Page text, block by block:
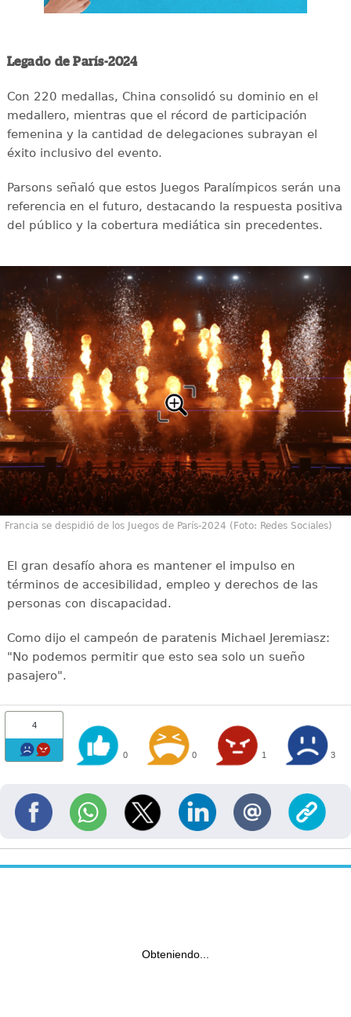
Legado de París-2024
Con 220 medallas, China consolidó su dominio en el
medallero, mientras que el récord de participación
femenina y la cantidad de delegaciones subrayan el
éxito inclusivo del evento.
Parsons señaló que estos Juegos Paralímpicos serán una
referencia en el futuro, destacando la respuesta positiva
del público y la cobertura mediática sin precedentes.
Francia se despidió de los Juegos de París-2024 (Foto: Redes Sociales)
El gran desafío ahora es mantener el impulso en
términos de accesibilidad, empleo y derechos de las
personas con discapacidad.
Como dijo el campeón de paratenis Michael Jeremiasz:
"No podemos permitir que esto sea solo un sueño
pasajero".
4
0 0 1 3
Obteniendo...